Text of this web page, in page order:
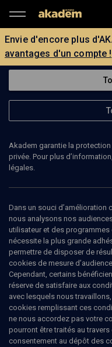
Envie d'encore plus
avantages d'un compte !
Ajouter Partager J’aime
Akadem garantie la
privée. Pour plus
légales.
Dans un souci d’amélioration
nous analysons nos
utilisateur et des programmes
nécessite la plus grande
permettre de disposer de
cookies de mesure
Cependant, certains
réserve de satisfaire aux
avec lesquels nous
cookies remplissant ces
ne nous accordez pas votre
pourront être traités au
consentement au dépôt des